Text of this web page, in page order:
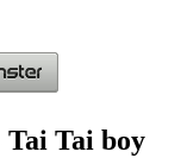
Tai Tai boy